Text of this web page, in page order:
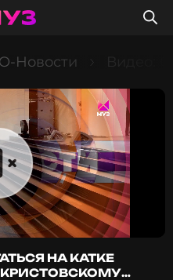
Новости
НА КАТКЕ